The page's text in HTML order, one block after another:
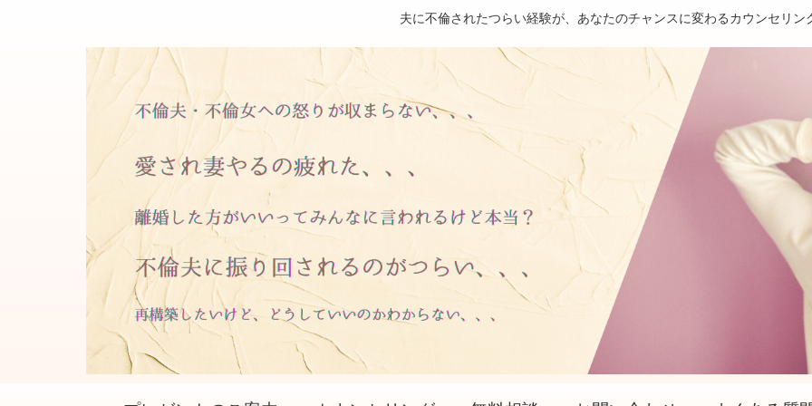
夫に不倫されたつらい経験が、あなたのチャンスに変わるカウンセリン